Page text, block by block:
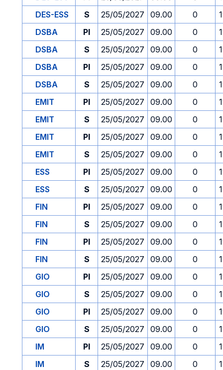
DES-ESS
S 25/05/2027 09.00 0
DSBA
PI 25/05/2027 09.00 0
DSBA
S 25/05/2027 09.00 0
DSBA
PI 25/05/2027 09.00 0
DSBA
S 25/05/2027 09.00 0
EMIT
PI 25/05/2027 09.00 0
EMIT
S 25/05/2027 09.00 0
EMIT
PI 25/05/2027 09.00 0
EMIT
S 25/05/2027 09.00 0
ESS
PI 25/05/2027 09.00 0
ESS
S 25/05/2027 09.00 0
FIN
PI 25/05/2027 09.00 0
FIN
S 25/05/2027 09.00 0
FIN
PI 25/05/2027 09.00 0
FIN
S 25/05/2027 09.00 0
GIO
PI 25/05/2027 09.00 0
GIO
S 25/05/2027 09.00 0
GIO
PI 25/05/2027 09.00 0
GIO
S 25/05/2027 09.00 0
IM
PI 25/05/2027 09.00 0
IM
S 25/05/2027 09.00 0